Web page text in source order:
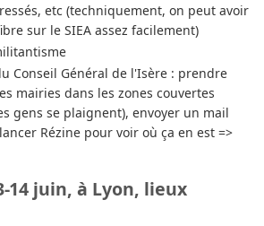
etc (techniquement, on peut avoir
sur le SIEA assez facilement)
Conseil Général de l'Isère : prendre
mairies dans les zones couvertes
gens se plaignent), envoyer un mail
Rézine pour voir où ça en est =>
14 juin, à Lyon, lieux